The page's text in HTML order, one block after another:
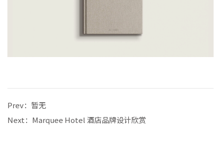
Prev：暂无
Next： Marquee Hotel 酒店品牌设计欣赏